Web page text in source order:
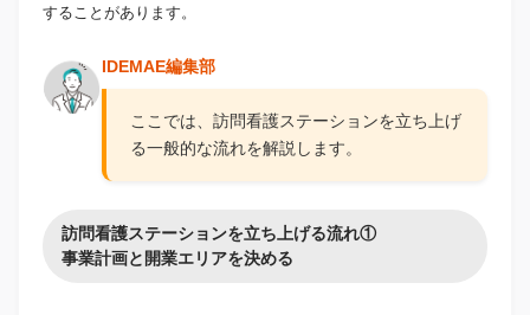
することがあります。
IDEMAE編集部
ここでは、訪問看護ステーションを立ち上げ
る一般的な流れを解説します。
訪問看護ステーションを立ち上げる流れ①
事業計画と開業エリアを決める